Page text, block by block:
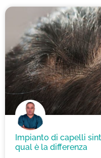
Impianto di capelli
qual è la differenza